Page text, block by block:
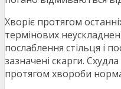
Хворіє протягом
термінових
послаблення стільця і
зазначені скарги.
протягом хвороби